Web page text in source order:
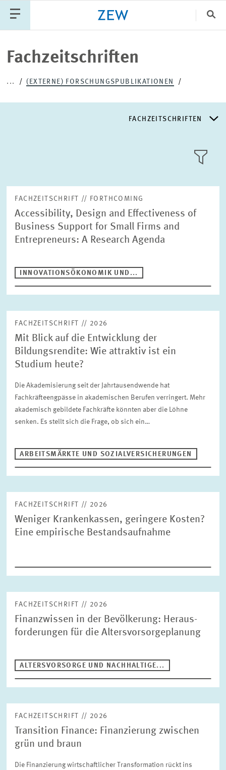
Fachzeitschriften
... (EXTERNE) FORSCHUNGSPUBLIKATIONEN
FACHZEITSCHRIFTEN
REFERIERTE FACHZEITSCHRIFTEN
FACHZEITSCHRIFTEN
DISCUSSION UND WORKING PAPERS
KACHEL
Suche
Publikationstyp
Fachzeitschrift
ALTERSVORSORGE UND NACHHALTIGE FINANZMÄRKTE
ARBEITSMÄRKTE UND SOZIALVERSICHERUNGEN
DIGITALE ÖKONOMIE
GESUNDHEITSMÄRKTE UND GESUNDHEITSPOLITIK
INNOVATIONSÖKONOMIK UND UNTERNEHMENSDYNAMIK
MARKTDESIGN
FINANZWIRTSCHAFT
STABSSTELLE GESCHÄFTSFÜHRUNG
INTERNATIONALES UND ÖFFENTLICHKEITSARBEIT
ZENTRALE DIENSTLEISTUNGEN HR
Jahr
Autor
ZURÜCKSETZEN SUCHEN
FACHZEITSCHRIFT // FORTHCOMING
Accessibility, Design and Effectiveness of
Business Support for Small Firms and
Entrepreneurs: A Research Agenda
INNOVATIONSÖKONOMIK UND...
FACHZEITSCHRIFT // 2026
Mit Blick auf die Entwicklung der
Bildungsrendite: Wie attraktiv ist ein
Studium heute?
Die Akademisierung seit der Jahrtausendwende hat
Fachkräfteengpässe in akademischen Berufen verringert. Mehr
akademisch gebildete Fachkräfte könnten aber die Löhne
senken. Es stellt sich die Frage, ob sich ein…
ARBEITSMÄRKTE UND SOZIALVERSICHERUNGEN
FACHZEITSCHRIFT // 2026
Weniger Krankenkassen, geringere Kosten?
Eine empirische Bestandsaufnahme
FACHZEITSCHRIFT // 2026
Finanzwissen in der Bevölkerung: Heraus­
forderungen für die Altersvorsorgeplanung
ALTERSVORSORGE UND NACHHALTIGE...
FACHZEITSCHRIFT // 2026
Transition Finance: Finanzierung zwischen
grün und braun
Die Finanzierung wirtschaftlicher Transformation rückt ins